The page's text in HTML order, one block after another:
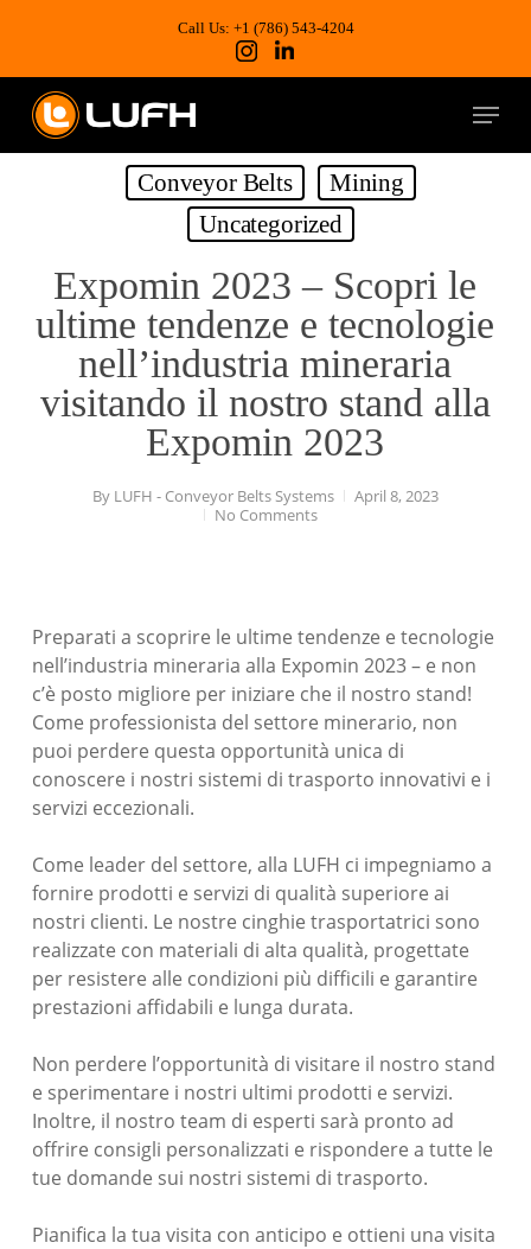
Call Us: +1 (786) 543-4204
Menu
Conveyor Belts
Mining
Uncategorized
Expomin 2023 – Scopri le
ultime tendenze e tecnologie
nell’industria mineraria
visitando il nostro stand alla
Expomin 2023
By LUFH - Conveyor Belts Systems
April 8, 2023
No Comments
Preparati a scoprire le ultime tendenze e tecnologie
nell’industria mineraria alla Expomin 2023 – e non
c’è posto migliore per iniziare che il nostro stand!
Come professionista del settore minerario, non
puoi perdere questa opportunità unica di
conoscere i nostri sistemi di trasporto innovativi e i
servizi eccezionali.
Come leader del settore, alla LUFH ci impegniamo a
fornire prodotti e servizi di qualità superiore ai
nostri clienti. Le nostre cinghie trasportatrici sono
realizzate con materiali di alta qualità, progettate
per resistere alle condizioni più difficili e garantire
prestazioni affidabili e lunga durata.
Non perdere l’opportunità di visitare il nostro stand
e sperimentare i nostri ultimi prodotti e servizi.
Inoltre, il nostro team di esperti sarà pronto ad
offrire consigli personalizzati e rispondere a tutte le
tue domande sui nostri sistemi di trasporto.
Pianifica la tua visita con anticipo e ottieni una visita